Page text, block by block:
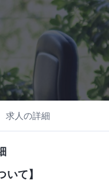
求人の詳細
いて】